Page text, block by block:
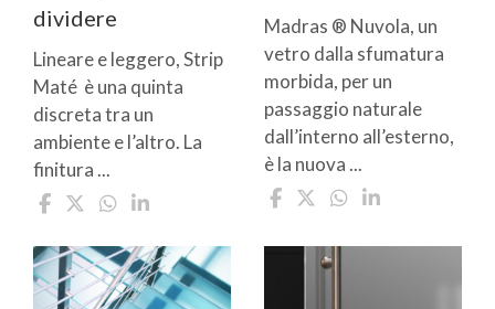
dividere
Lineare e leggero, Strip
Maté è una quinta
discreta tra un
ambiente e l’altro. La
finitura ...
Madras ® Nuvola, un
vetro dalla sfumatura
morbida, per un
passaggio naturale
dall’interno all’esterno,
è la nuova ...